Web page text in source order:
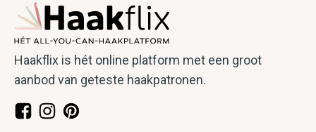
Haakflix is hét online platform met een groot
aanbod van geteste haakpatronen.